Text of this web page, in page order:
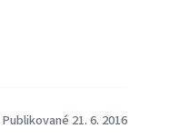
Publikované 21. 6. 2016